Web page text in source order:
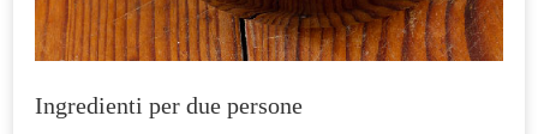
Ingredienti per due persone